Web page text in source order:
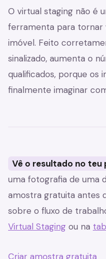
O virtual staging não é
ferramenta para tornar
imóvel. Feito
sinalizado, aumenta o
qualificados, porque os
finalmente imaginar
Vê o resultado no teu
uma fotografia de uma
amostra gratuita antes
sobre o fluxo de
Virtual Staging ou na
Criar amostra gratuita